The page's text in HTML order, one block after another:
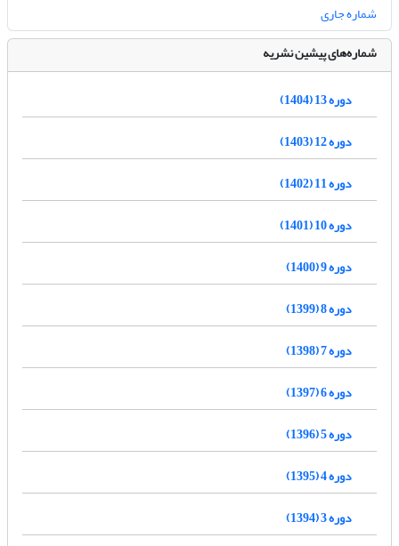
شماره جاری
شماره‌های پیشین نشریه
دوره 13 (1404)
دوره 12 (1403)
دوره 11 (1402)
دوره 10 (1401)
دوره 9 (1400)
دوره 8 (1399)
دوره 7 (1398)
دوره 6 (1397)
دوره 5 (1396)
دوره 4 (1395)
دوره 3 (1394)